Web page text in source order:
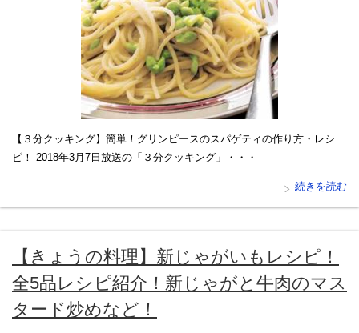
【３分クッキング】簡単！グリンピースのスパゲティの作り方・レシ
ピ！ 2018年3月7日放送の「３分クッキング」・・・
続きを読む
【きょうの料理】新じゃがいもレシピ！
全5品レシピ紹介！新じゃがと牛肉のマス
タード炒めなど！